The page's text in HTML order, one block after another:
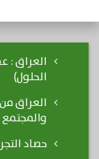
العراق :
الحلول)
العراق
والمجتمع
حصاد